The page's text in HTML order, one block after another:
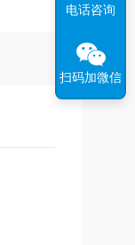
电话咨询
扫码加微信